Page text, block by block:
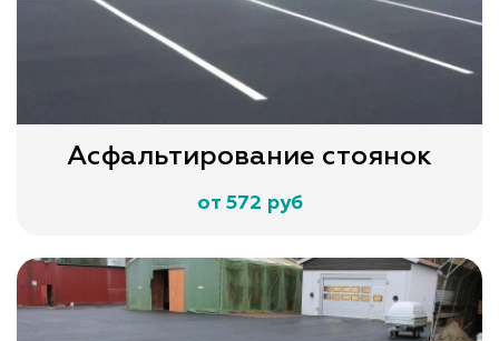
Асфальтирование стоянок
от 572 руб